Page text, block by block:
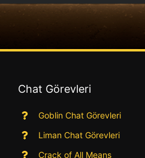
Chat Görevleri
Goblin Chat Görevleri
Liman Chat Görevleri
Crack of All Means